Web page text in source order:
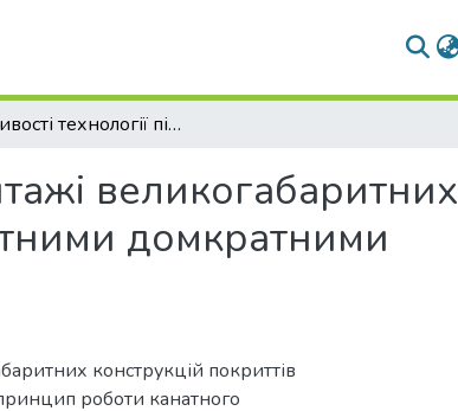
Особливості технології підйому при монтажі великогабаритних конструкцій методом підтягування канатними домкратними підйомниками
великогабаритних
домкратними
конструкцій покриттів
роботи канатного